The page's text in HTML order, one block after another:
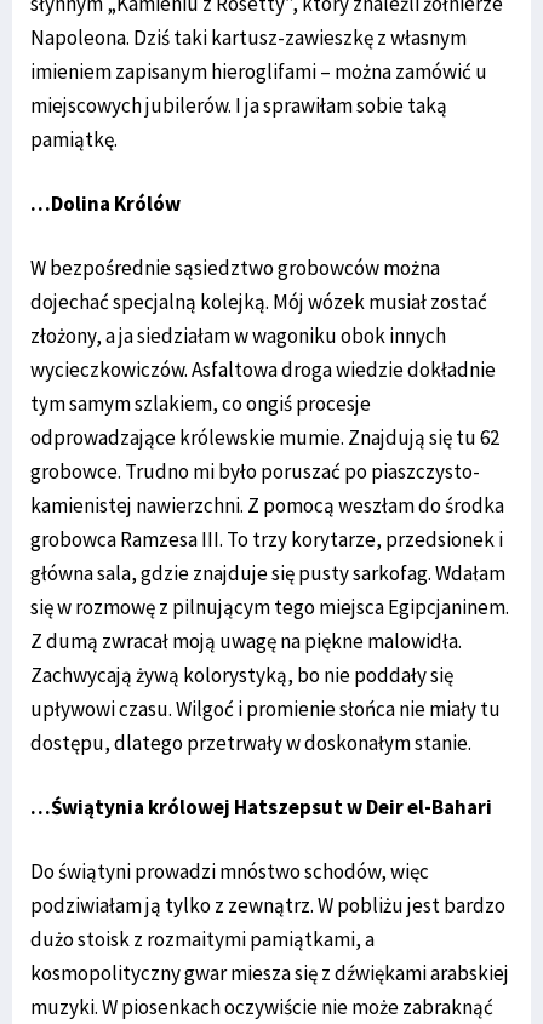
Napoleona. Dziś taki kartusz-zawieszkę z własnym
imieniem zapisanym hieroglifami – można zamówić u
miejscowych jubilerów. I ja sprawiłam sobie taką
pamiątkę.
…Dolina Królów
W bezpośrednie sąsiedztwo grobowców można
dojechać specjalną kolejką. Mój wózek musiał zostać
złożony, a ja siedziałam w wagoniku obok innych
wycieczkowiczów. Asfaltowa droga wiedzie dokładnie
tym samym szlakiem, co ongiś procesje
odprowadzające królewskie mumie. Znajdują się tu 62
grobowce. Trudno mi było poruszać po piaszczysto-
kamienistej nawierzchni. Z pomocą weszłam do środka
grobowca Ramzesa III. To trzy korytarze, przedsionek i
główna sala, gdzie znajduje się pusty sarkofag. Wdałam
się w rozmowę z pilnującym tego miejsca Egipcjaninem.
Z dumą zwracał moją uwagę na piękne malowidła.
Zachwycają żywą kolorystyką, bo nie poddały się
upływowi czasu. Wilgoć i promienie słońca nie miały tu
dostępu, dlatego przetrwały w doskonałym stanie.
…Świątynia królowej Hatszepsut w Deir el-Bahari
Do świątyni prowadzi mnóstwo schodów, więc
podziwiałam ją tylko z zewnątrz. W pobliżu jest bardzo
dużo stoisk z rozmaitymi pamiątkami, a
kosmopolityczny gwar miesza się z dźwiękami arabskiej
muzyki. W piosenkach oczywiście nie może zabraknąć